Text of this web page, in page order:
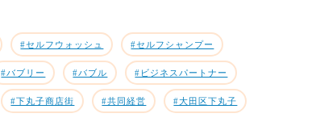
#セルフウォッシュ #セルフシャンプー
#バブリー #バブル #ビジネスパートナー
#下丸子商店街 #共同経営 #大田区下丸子